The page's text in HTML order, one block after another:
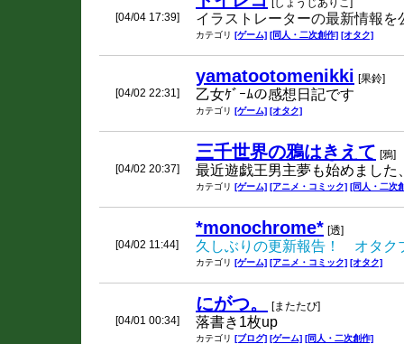
[04/04 17:39]
[しょうじありこ]
イラストレーターの最新情報を
カテゴリ [ゲーム] [同人・二次創作] [オタク]
[04/02 22:31]
yamatootomenikki [果鈴]
乙女ｹﾞｰﾑの感想日記です
カテゴリ [ゲーム] [オタク]
[04/02 20:37]
三千世界の鴉はきえて [鴉]
最近遊戯王男主夢も始めました
カテゴリ [ゲーム] [アニメ・コミック] [同人・二次
[04/02 11:44]
*monochrome* [透]
久しぶりの更新報告！ オタク
カテゴリ [ゲーム] [アニメ・コミック] [オタク]
[04/01 00:34]
にがつ。 [またたび]
落書き1枚up
カテゴリ [ブログ] [ゲーム] [同人・二次創作]